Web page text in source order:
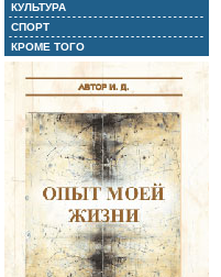
КУЛЬТУРА
СПОРТ
КРОМЕ ТОГО